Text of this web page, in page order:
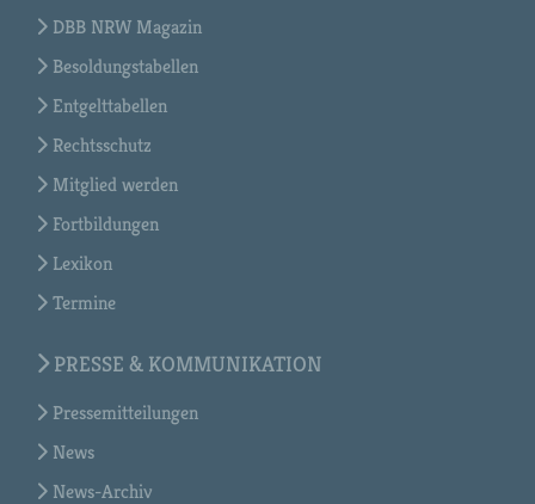
DBB NRW Magazin
Besoldungstabellen
Entgelttabellen
Rechtsschutz
Mitglied werden
Fortbildungen
Lexikon
Termine
PRESSE & KOMMUNIKATION
Pressemitteilungen
News
News-Archiv